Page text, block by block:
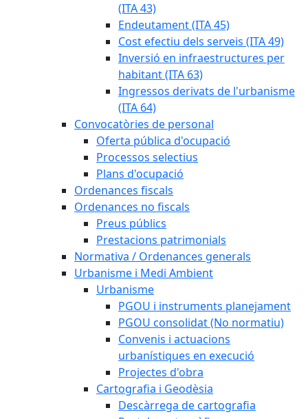
(ITA 43)
Endeutament (ITA 45)
Cost efectiu dels serveis (ITA 49)
Inversió en infraestructures per
habitant (ITA 63)
Ingressos derivats de l'urbanisme
(ITA 64)
Convocatòries de personal
Oferta pública d'ocupació
Processos selectius
Plans d'ocupació
Ordenances fiscals
Ordenances no fiscals
Preus públics
Prestacions patrimonials
Normativa / Ordenances generals
Urbanisme i Medi Ambient
Urbanisme
PGOU i instruments planejament
PGOU consolidat (No normatiu)
Convenis i actuacions
urbanístiques en execució
Projectes d'obra
Cartografia i Geodèsia
Descàrrega de cartografia